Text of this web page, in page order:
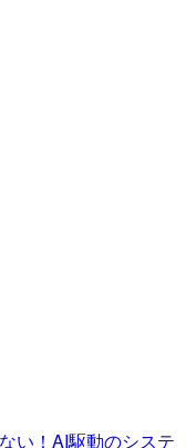
い！AI駆動のシステ